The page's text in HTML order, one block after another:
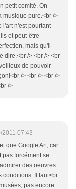
petit comité. On
musique pure.<br />
l'art n'est pourtant
et peut-être
mais qu'il
dire.<br /> <br /> <br
de pouvoir
/> <br /> <br />
/>
2011 07:43
que Google Art, car
pas forcément se
des oeuvres
conditions. Il faut<br
pas encore